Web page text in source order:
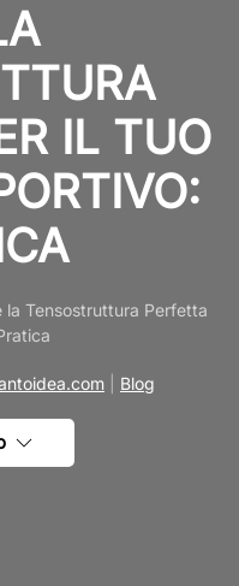
IL TUO
la Tensostruttura Perfetta
Blog